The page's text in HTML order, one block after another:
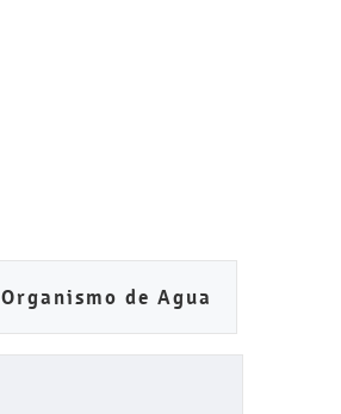
Organismo de Agua